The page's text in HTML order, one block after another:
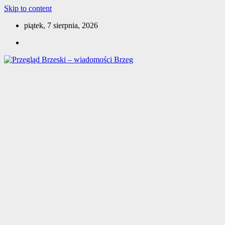
Skip to content
piątek, 7 sierpnia, 2026